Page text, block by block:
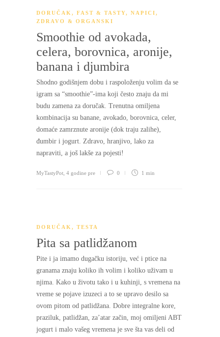
DORUČAK , FAST & TASTY, NAPICI,
ZDRAVO & ORGANSKI
Smoothie od avokada,
celera, borovnica, aronije,
banana i djumbira
Shodno godišnjem dobu i raspoloženju volim da se
igram sa “smoothie”-ima koji često znaju da mi
budu zamena za doručak. Trenutna omiljena
kombinacija su banane, avokado, borovnica, celer,
domaće zamrznute aronije (dok traju zalihe),
đumbir i jogurt. Zdravo, hranjivo, lako za
napraviti, a još lakše za pojesti!
MyTastyPot 4 godine pre 0 1 min
DORUČAK , TESTA
Pita sa patlidžanom
Pite i ja imamo dugačku istoriju, već i ptice na
granama znaju koliko ih volim i koliko uživam u
njima. Kako u životu tako i u kuhinji, s vremena na
vreme se pojave izuzeci a to se upravo desilo sa
ovom pitom od patlidžana. Dobre integralne kore,
praziluk, patlidžan, za’atar začin, moj omiljeni ABT
jogurt i malo vašeg vremena je sve šta vas deli od